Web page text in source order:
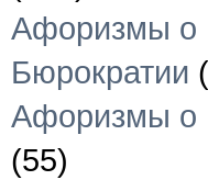
Афоризмы о
Бюрократии
Афоризмы о
(55)